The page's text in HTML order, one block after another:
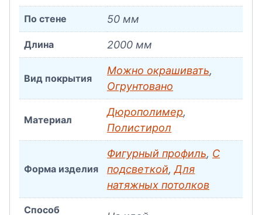
По стене 50 мм
Длина 2000 мм
Вид покрытия
Можно окрашивать,
Огрунтовано
Материал
Дюрополимер,
Полистирол
Форма изделия
Фигурный профиль, С
подсветкой, Для
натяжных потолков
Способ